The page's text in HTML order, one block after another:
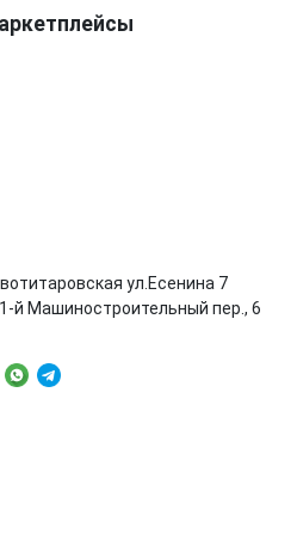
ул.Есенина 7
й Машиностроительный пер., 6